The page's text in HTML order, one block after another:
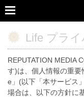
Life プラ
REPUTATION MEDIA
す)は、個人情報の重
e」(以下「本サービス
場合は、以下の方針に